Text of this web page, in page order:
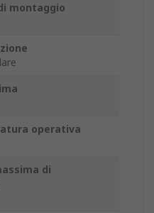
montaggio
operativa
di